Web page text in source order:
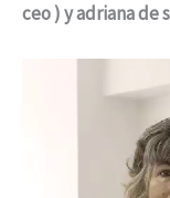
ceo ) y adriana